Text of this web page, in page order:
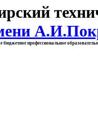
бюджетное профессиональное